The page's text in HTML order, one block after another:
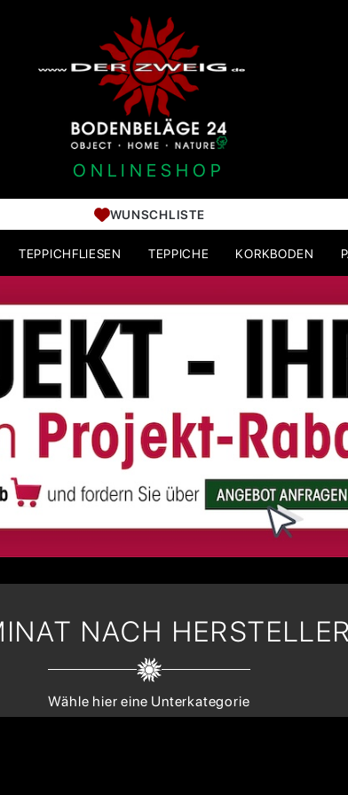
ONLINESHOP
WUNSCHLISTE
TEPPICHFLIESEN TEPPICHE KORKBODEN
NACH
Wähle hier eine Unterkategorie